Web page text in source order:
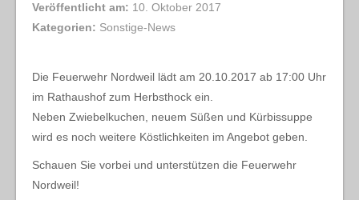
Veröffentlicht am: 10. Oktober 2017
Kategorien: Sonstige-News
Die Feuerwehr Nordweil lädt am 20.10.2017 ab 17:00 Uhr
im Rathaushof zum Herbsthock ein.
Neben Zwiebelkuchen, neuem Süßen und Kürbissuppe
wird es noch weitere Köstlichkeiten im Angebot geben.
Schauen Sie vorbei und unterstützen die Feuerwehr
Nordweil!